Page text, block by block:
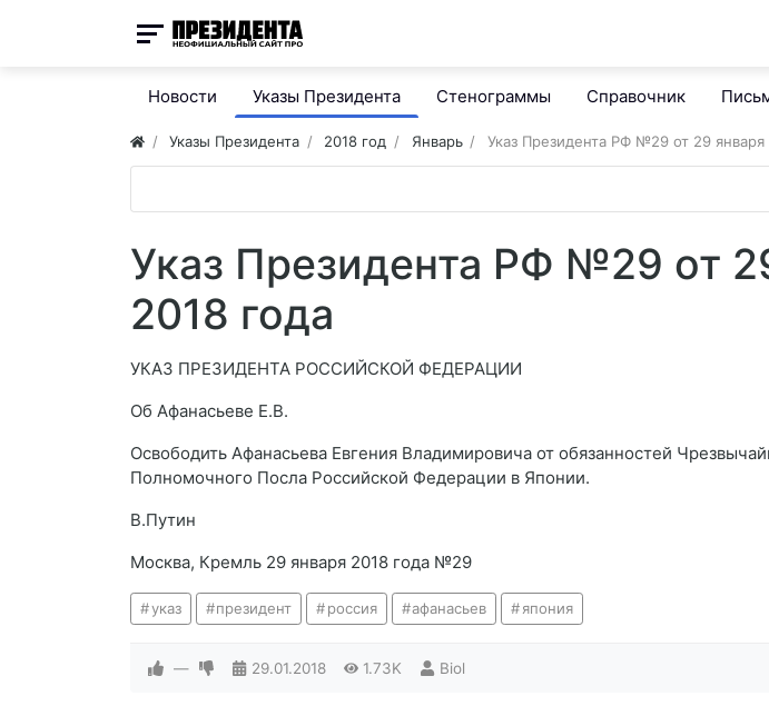
Новости Указы Президента Стенограммы Справочник
Указы Президента 2018 год Январь Указ Президента РФ №29 от 29 января
Указ Президента РФ №29 от
2018 года
УКАЗ ПРЕЗИДЕНТА РОССИЙСКОЙ ФЕДЕРАЦИИ
Об Афанасьеве Е.В.
Освободить Афанасьева Евгения Владимировича от обязанностей
Полномочного Посла Российской Федерации в Японии.
В.Путин
Москва, Кремль 29 января 2018 года №29
указ президент россия афанасьев япония
— 29.01.2018 1.73K Biol